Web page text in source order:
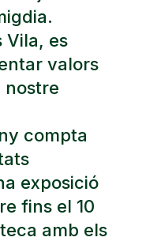
Vila, es
valors
nostre
compta
exposició
fins el 10
amb els